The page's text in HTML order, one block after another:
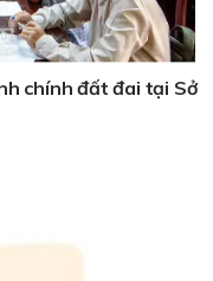
chính đất đai tại Sở